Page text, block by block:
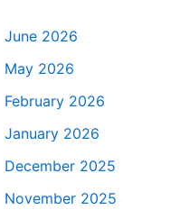
June 2026
May 2026
February 2026
January 2026
December 2025
November 2025